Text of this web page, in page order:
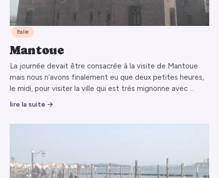
Italie
Mantoue
La journée devait être consacrée à la visite de Mantoue
mais nous n’avons finalement eu que deux petites heures,
le midi, pour visiter la ville qui est très mignonne avec …
lire la suite →